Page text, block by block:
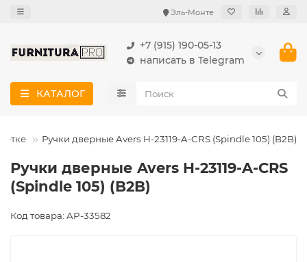
Эль-Монте
+7 (915) 190-05-13
написать в Telegram
КАТАЛОГ
Ручки дверные Avers H-23119-A-CRS (Spindle 105) (B2B)
Ручки дверные Avers H-23119-A-CRS
(Spindle 105) (B2B)
Код товара: AP-33582